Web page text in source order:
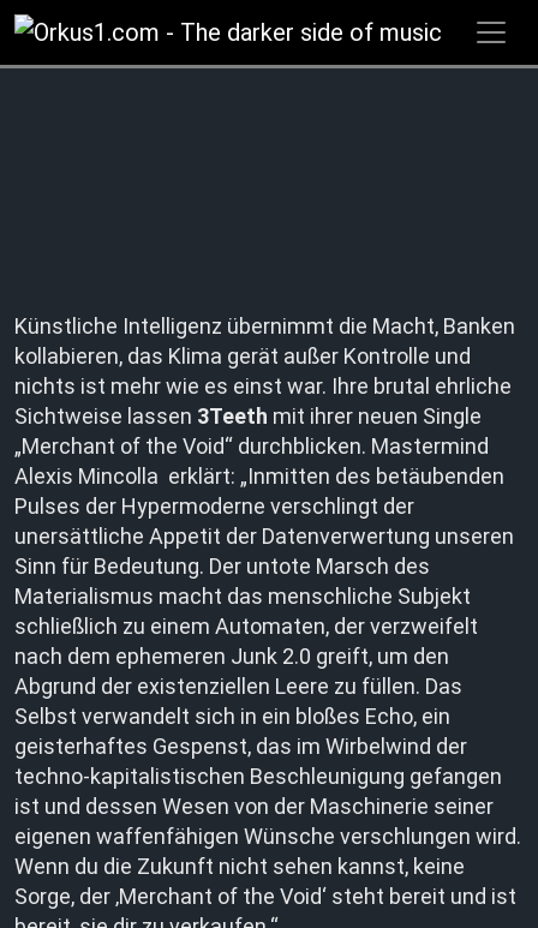
Zum
Inhalt
springen
Künstliche Intelligenz übernimmt die Macht, Banken
kollabieren, das Klima gerät außer Kontrolle und
nichts ist mehr wie es einst war. Ihre brutal ehrliche
Sichtweise lassen 3Teeth mit ihrer neuen Single
„Merchant of the Void“ durchblicken. Mastermind
Alexis Mincolla erklärt: „Inmitten des betäubenden
Pulses der Hypermoderne verschlingt der
unersättliche Appetit der Datenverwertung unseren
Sinn für Bedeutung. Der untote Marsch des
Materialismus macht das menschliche Subjekt
schließlich zu einem Automaten, der verzweifelt
nach dem ephemeren Junk 2.0 greift, um den
Abgrund der existenziellen Leere zu füllen. Das
Selbst verwandelt sich in ein bloßes Echo, ein
geisterhaftes Gespenst, das im Wirbelwind der
techno-kapitalistischen Beschleunigung gefangen
ist und dessen Wesen von der Maschinerie seiner
eigenen waffenfähigen Wünsche verschlungen wird.
Wenn du die Zukunft nicht sehen kannst, keine
Sorge, der ‚Merchant of the Void‘ steht bereit und ist